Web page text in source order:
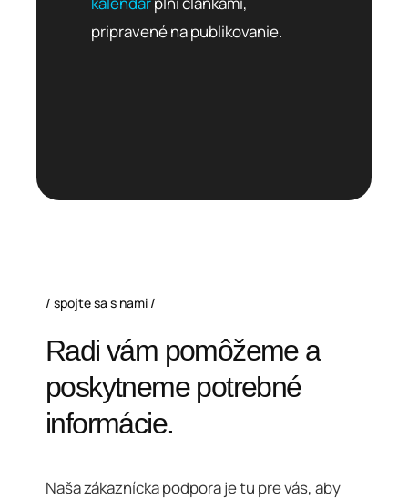
pripravené na publikovanie.
spojte sa s nami
Radi vám pomôžeme a
poskytneme potrebné
informácie.
Naša zákaznícka podpora je tu pre vás, aby